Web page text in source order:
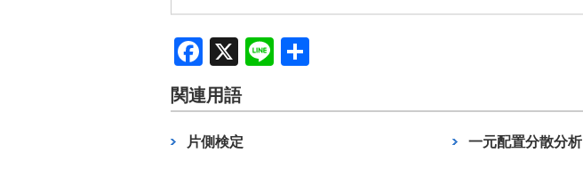
F
a
c
e
X
Li
e
関連用語
片側検定 一元配置分散分析